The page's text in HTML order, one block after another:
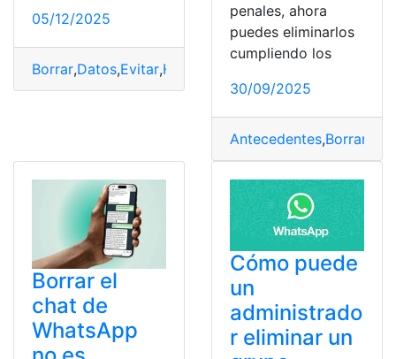
05/12/2025
Borrar,Datos,Evitar,Hacker
penales, ahora
puedes eliminarlos
cumpliendo los
30/09/2025
Antecedentes,Borrar
Borrar el
chat de
WhatsApp
Cómo puede
un
administrado
r eliminar un